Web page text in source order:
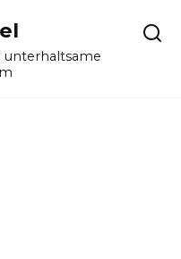
unterhaltsame